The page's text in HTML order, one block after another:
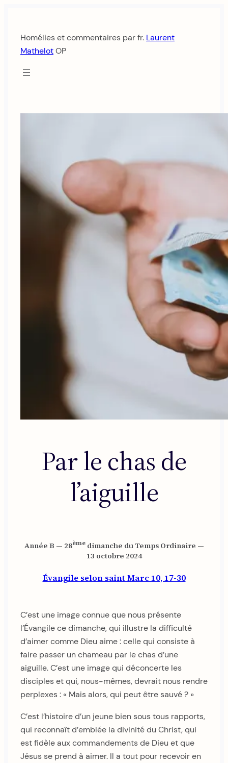
contenu
Homélies et commentaires par fr. Laurent
MathelotOP
Par le chas de
l’aiguille
Année B — 28èmedimanche du Temps Ordinaire —
13 octobre 2024
Évangile selon saint Marc 10, 17-30
C’est une image connue que nous présente
l’Évangile ce dimanche, qui illustre la difficulté
d’aimer comme Dieu aime : celle qui consiste à
faire passer un chameau par le chas d’une
aiguille. C’est une image qui déconcerte les
disciples et qui, nous-mêmes, devrait nous rendre
perplexes : « Mais alors, qui peut être sauvé ? »
C’est l’histoire d’un jeune bien sous tous rapports,
qui reconnaît d’emblée la divinité du Christ, qui
est fidèle aux commandements de Dieu et que
Jésus se prend à aimer. Il a tout pour recevoir en